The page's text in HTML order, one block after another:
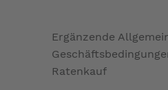
Ergänzende
Ratenkauf